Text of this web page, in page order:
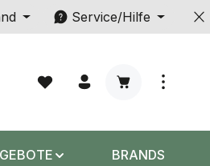
Service/Hilfe
Warenkorb
BRANDS